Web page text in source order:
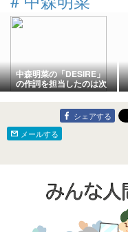
記事film dakota faninng
uptown girls fashionable
中森明菜の「DESIRE」
の作詞を担当したのは次
のうちだれ?
シェアする
メールする